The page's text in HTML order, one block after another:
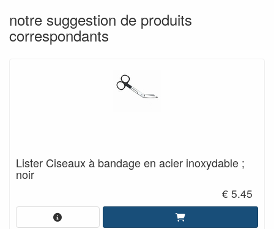
notre suggestion de produits
correspondants
Lister Ciseaux à bandage en acier inoxydable ;
noir
€ 5.45